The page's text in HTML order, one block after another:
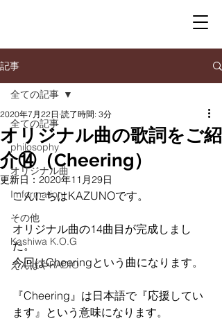
記事
全ての記事
philosophy
オリジナル曲
Imformation
その他
Kashiwa K.O.G
えんぱやRADIO
全ての記事
オリジナル曲の歌詞をご紹
介⑭（Cheering）
2020年7月22日 読了時間: 3分
更新日： 2020年11月29日
こんにちはKAZUNOです。
オリジナル曲の14曲目が完成しまし
た。
今回はCheeringという曲になります。
『Cheering』は日本語で『応援してい
ます』という意味になります。